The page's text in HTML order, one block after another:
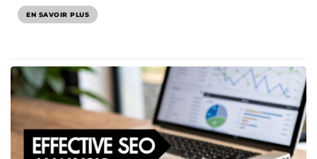
EN SAVOIR PLUS